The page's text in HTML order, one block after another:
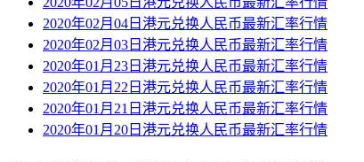
2020年02月04日港元兑换人民币最新汇率行情
2020年02月03日港元兑换人民币最新汇率行情
2020年01月23日港元兑换人民币最新汇率行情
2020年01月22日港元兑换人民币最新汇率行情
2020年01月21日港元兑换人民币最新汇率行情
2020年01月20日港元兑换人民币最新汇率行情